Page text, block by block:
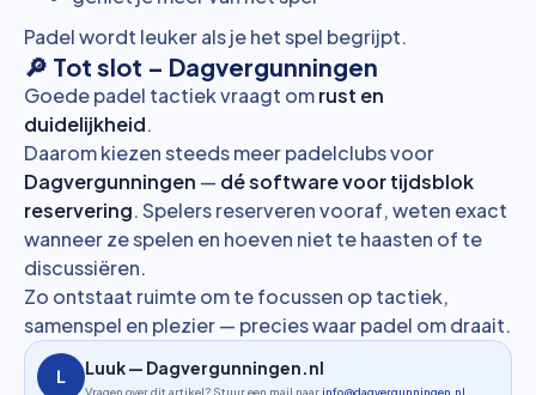
Padel wordt leuker als je het spel begrijpt.
🔎 Tot slot – Dagvergunningen
Goede padel tactiek vraagt omrust en
duidelijkheid.
Daarom kiezen steeds meer padelclubs voor
Dagvergunningen — dé software voor tijdsblok
reservering. Spelers reserveren vooraf, weten exact
wanneer ze spelen en hoeven niet te haasten of te
discussiëren.
Zo ontstaat ruimte om te focussen op tactiek,
samenspel en plezier — precies waar padel om draait.
Luuk — Dagvergunningen.nl
Vragen over dit artikel? Stuur een mail naar info@dagvergunningen.nl